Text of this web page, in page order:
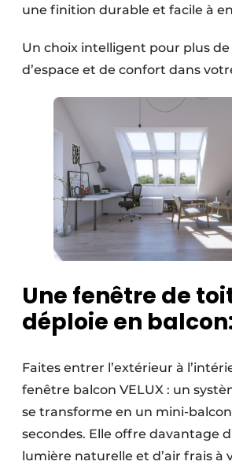
une finition durable et facile à
Un choix intelligent pour plus
d’espace et de confort dans
Une fenêtre de
déploie en
Faites entrer l’extérieur à
fenêtre balcon VELUX : un
se transforme en un mini-
secondes. Elle offre davantage
lumière naturelle et d’air frais à